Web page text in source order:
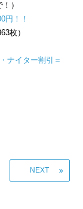
）
！！
枚）
ナイター割引＝
NEXT